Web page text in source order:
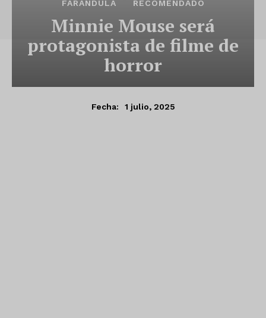
FARÁNDULA RECOMENDADO
Minnie Mouse será
protagonista de filme de
horror
Fecha: 1 julio, 2025